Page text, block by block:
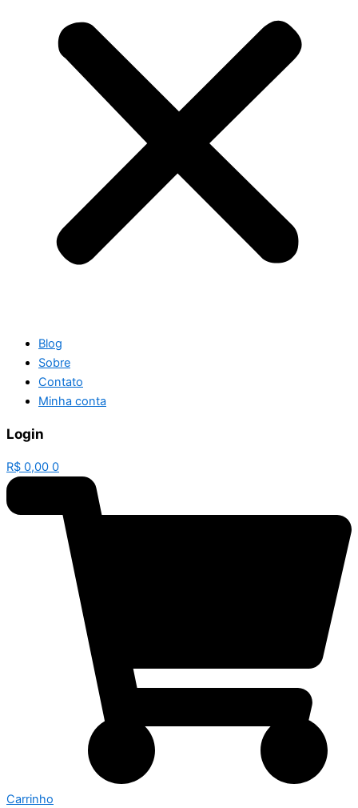
Blog
Sobre
Contato
Minha conta
Login
R$ 0,00 0
Carrinho